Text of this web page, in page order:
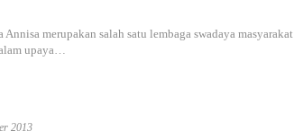
merupakan salah satu lembaga swadaya masyarakat
upaya…
2013